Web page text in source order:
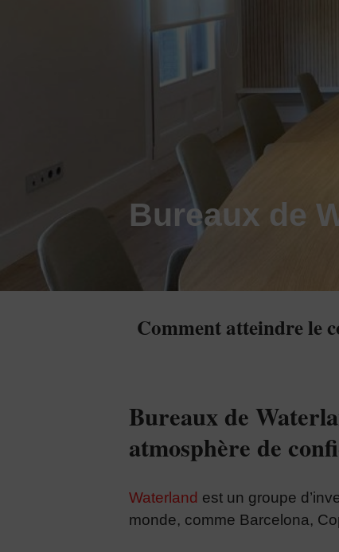
Bureaux de
Comment atteindre le
Bureaux de
atmosphère de
Waterland est un groupe
monde, comme Barcelona,